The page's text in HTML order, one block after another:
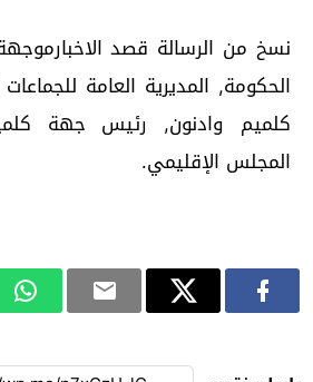
نسخ من الرسالة قصد
الحكومة, المديرية العامة
كلميم وادنون, رئيس جهة
المجلس الإقليمي.